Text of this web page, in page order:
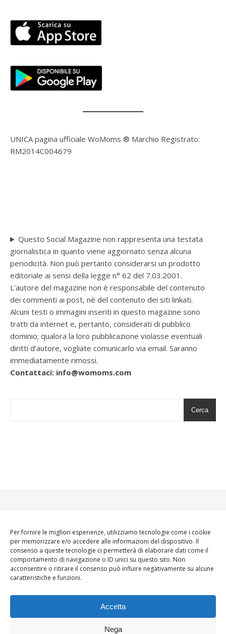
Per fornire le migliori esperienze, utilizziamo tecnologie come i cookie
per memorizzare e/o accedere alle informazioni del dispositivo. Il
consenso a queste tecnologie ci permetterà di elaborare dati come il
comportamento di navigazione o ID unici su questo sito. Non
acconsentire o ritirare il consenso può influire negativamente su alcune
caratteristiche e funzioni.
Accetta
Nega
UNICA pagina ufficiale WoMoms ® Marchio Registrato:
RM2014C004679
Questo Social Magazine non rappresenta una testata
giornalistica in quanto viene aggiornato senza alcuna
periodicità. Non può pertanto considerarsi un prodotto
editoriale ai sensi della legge n° 62 del 7.03.2001.
L’autore del magazine non è responsabile del contenuto
dei commenti ai post, nè del contenuto dei siti linkati.
Alcuni testi o immagini inseriti in questo magazine sono
tratti da internet e, pertanto, considerati di pubblico
dominio; qualora la loro pubblicazione violasse eventuali
diritti d’autore, vogliate comunicarlo via email. Saranno
immediatamente rimossi.
Contattaci: info@womoms.com
Cerca